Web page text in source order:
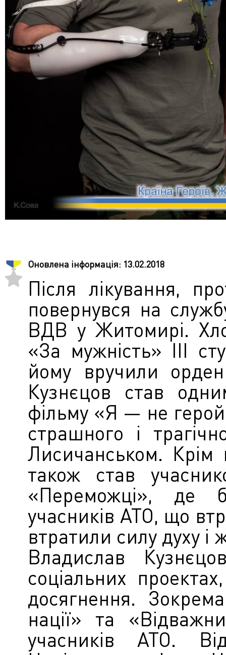
Оновлена інформація: 13.02.2018
Після лікування,
повернувся на
ВДВ у Житомирі.
«За мужність» ІІІ
йому вручили
Кузнєцов став
фільму «Я — не
страшного і
Лисичанськом. Крім
також став
«Переможці», де
учасників АТО, що
втратили силу духу
Владислав
соціальних
досягнення.
нації» та
учасників АТО.